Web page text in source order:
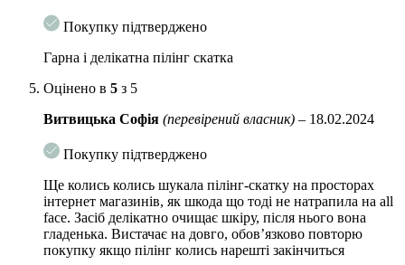
Покупку підтверджено
Гарна і делікатна пілінг скатка
Оцінено в 5 з 5
Витвицька Софія (перевірений власник) – 18.02.2024
Покупку підтверджено
Ще колись колись шукала пілінг-скатку на просторах
інтернет магазинів, як шкода що тоді не натрапила на all
face. Засіб делікатно очищає шкіру, після нього вона
гладенька. Вистачає на довго, обов’язково повторю
покупку якщо пілінг колись нарешті закінчиться